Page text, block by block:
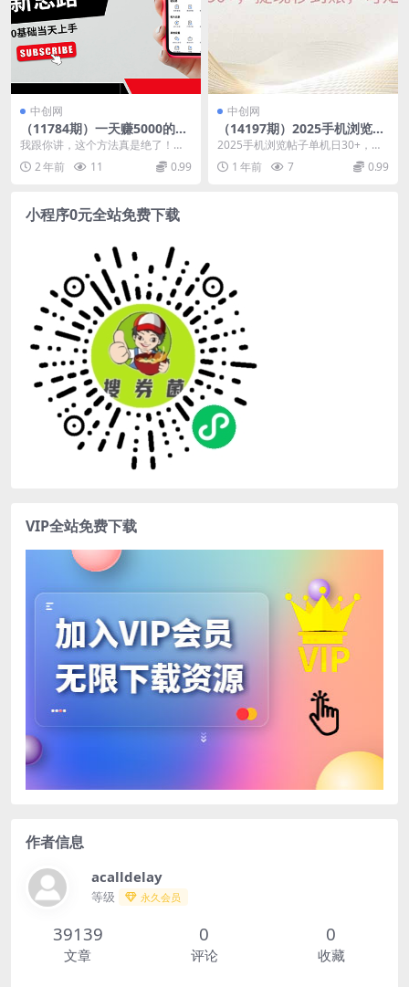
中创网
（11784期）一天赚5000的秘
密，网盘推广零基础操作，私
域赚钱法，0基础当天上手
我跟你讲，这个方法真是绝了！只
要你动作快一点，执行力强一点，
一天赚几千块真不是吹...
2 年前 11 0.99
中创网
（14197期）2025手机浏览帖
子单机日30+，提现秒到账，
2025手机浏览帖子单机日30+，提
现秒到账，可矩阵操作，通过我们
对接的渠道开个...
1 年前 7 0.99
小程序0元全站免费下载
VIP全站免费下载
作者信息
acalldelay
等级 永久会员
39139
文章
0
评论
0
收藏